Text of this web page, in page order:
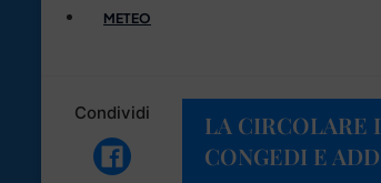
METEO
Condividi
LA CIRCOLARE
CONGEDI E